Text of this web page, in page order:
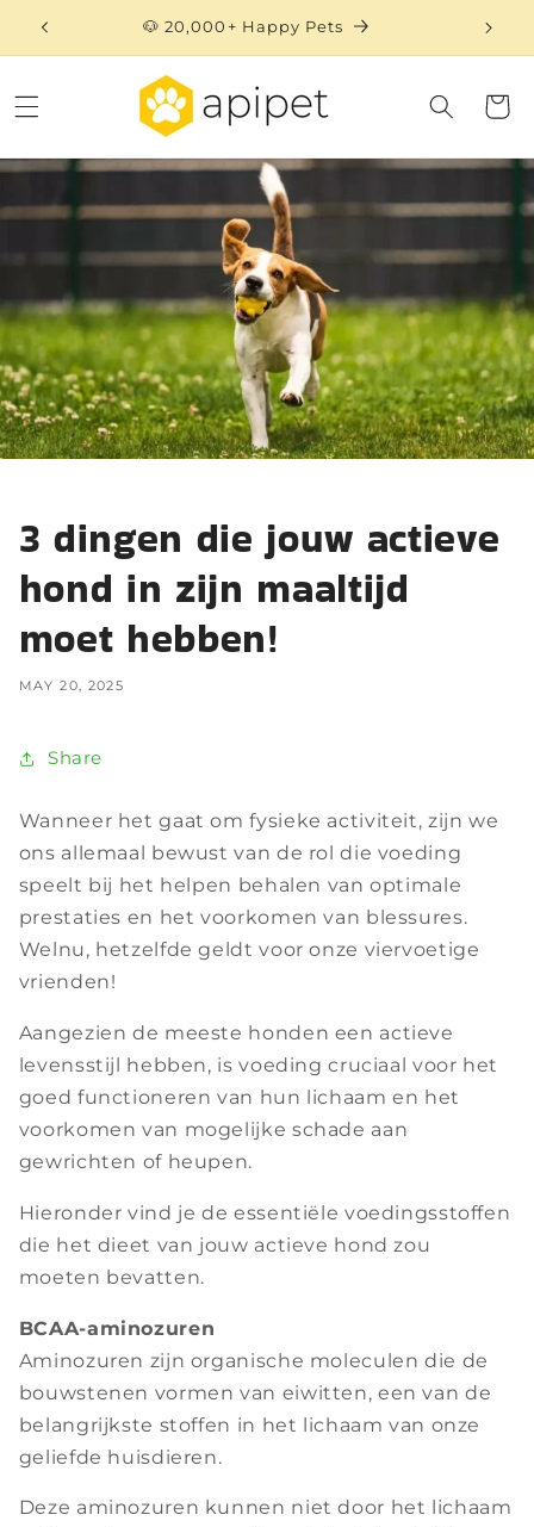
Skip to
content
🐶 20,000+ Happy Pets
Cart
3 dingen die jouw actieve
hond in zijn maaltijd
moet hebben!
MAY 20, 2025
Share
Wanneer het gaat om fysieke activiteit, zijn we
ons allemaal bewust van de rol die voeding
speelt bij het helpen behalen van optimale
prestaties en het voorkomen van blessures.
Welnu, hetzelfde geldt voor onze viervoetige
vrienden!
Aangezien de meeste honden een actieve
levensstijl hebben, is voeding cruciaal voor het
goed functioneren van hun lichaam en het
voorkomen van mogelijke schade aan
gewrichten of heupen.
Hieronder vind je de essentiële voedingsstoffen
die het dieet van jouw actieve hond zou
moeten bevatten.
BCAA-aminozuren
Aminozuren zijn organische moleculen die de
bouwstenen vormen van eiwitten, een van de
belangrijkste stoffen in het lichaam van onze
geliefde huisdieren.
Deze aminozuren kunnen niet door het lichaam